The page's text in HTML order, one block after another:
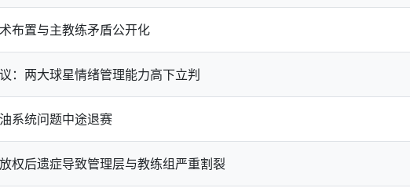
布置与主教练矛盾公开化
：两大球星情绪管理能力高下立判
系统问题中途退赛
权后遗症导致管理层与教练组严重割裂